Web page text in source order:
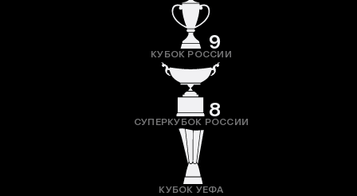
9
КУБОК РОССИИ
8
СУПЕРКУБОК РОССИИ
КУБОК УЕФА